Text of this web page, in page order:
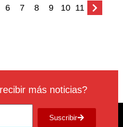
6 7 8 9 10 11
más noticias?
Suscribir